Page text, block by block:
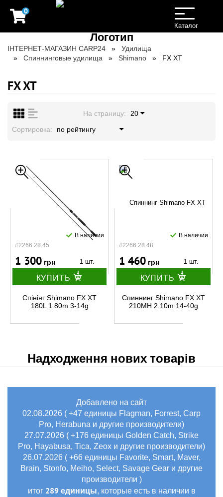
0
Toggle
navigation
Каталог
ІНТЕРНЕТ-МАГАЗИН CARP24
Удилища
Спиннинговые удилища
Shimano FX XT
FX XT
На страницу:
20
Сортировка:
по рейтингу
#2266.28.45
В наличии
1 300 грн 1 шт.
КУПИТЬ
Спінінг Shimano FX XT
180L 1.80m 3-14g
#2266.28.48
В наличии
1 460 грн 1 шт.
КУПИТЬ
Спиннинг Shimano FX XT
210MH 2.10m 14-40g
Надходження нових товарів
Добавлено на сайт
02.08.2026 ( +47 единицы Flagman, Forrest, Carp
Pro, Herabuna и другие производители)
27.07.2026 ( +176 единицы Golden Catch, Strike
Pro, Hayabusa, Tica, Zeox и другие производители)
26.07.2026 ( +66 единицы Favorite, Smart, Maver,
Brain, Stonfo, Meiho, Select, Savage Gear и другие
производители )
итог 289 единицы, которые есть в наличии в